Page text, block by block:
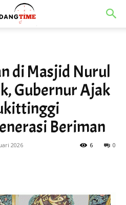
di Masjid Nurul
Gubernur Ajak
Beriman
2026 0
6